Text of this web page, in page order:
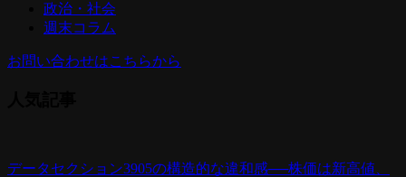
政治・社会
週末コラム
お問い合わせはこちらから
データセクション3905の構造的な違和感──株価は新高値、